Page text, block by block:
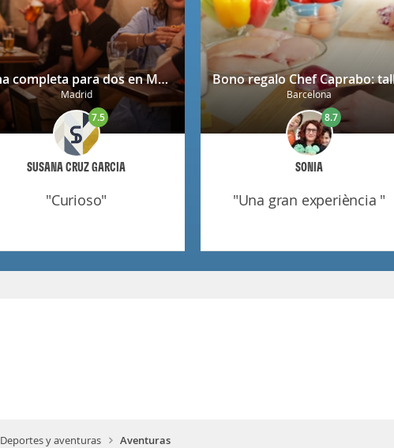
Cena completa para dos en Mendrugo con cerveza artesana incluida
Madrid
SUSANA CRUZ GARCIA
7.5
"curioso"
Barcelona
SONIA
8.7
"una gran experiència "
Deportes y aventuras Aventuras